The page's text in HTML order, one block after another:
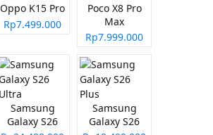
Oppo K15 Pro
Rp7.499.000
Poco X8 Pro
Max
Rp7.999.000
Samsung
Galaxy S26
Samsung
Galaxy S26